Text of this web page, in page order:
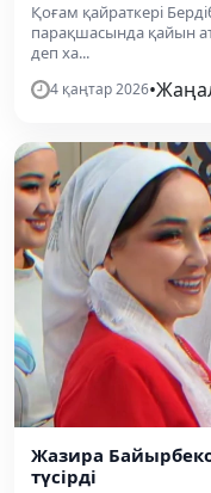
Қоғам қайраткері
парақшасында қайын
деп ха...
4 қаңтар 2026•
Жазира
түсірді